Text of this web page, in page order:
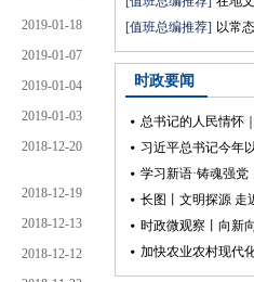
2019-01-18
2019-01-07
2019-01-04
2019-01-03
2018-12-20
2018-12-19
2018-12-13
2018-12-12